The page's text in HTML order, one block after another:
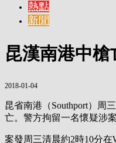
熱點
新聞
昆漢南港中
2018-01-04
昆省南港（Southport）周
亡。警方拘留一名懷疑涉案
案發周三清晨約2時10分在